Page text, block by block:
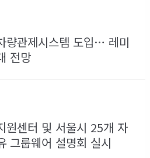
량관제시스템 도입… 레미
전망
원센터 및 서울시 25개 자
그룹웨어 설명회 실시